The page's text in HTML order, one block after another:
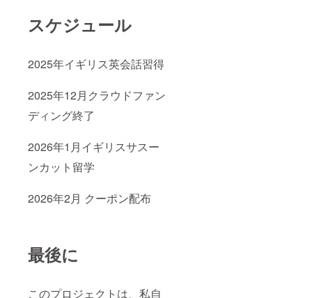
スケジュール
2025年イギリス英会話習得
2025年12月クラウドファン
ディング終了
2026年1月イギリスサスー
ンカット留学
2026年2月 クーポン配布
最後に
このプロジェクトは、私自